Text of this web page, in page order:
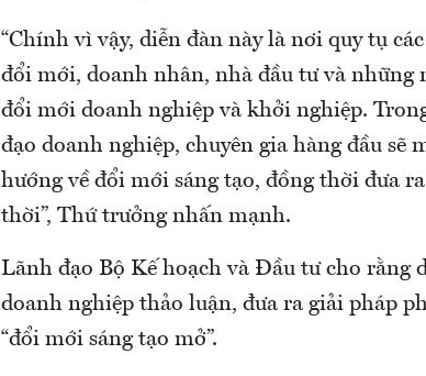
“Chính vì vậy, diễn đàn này là nơi quy tụ
đổi mới, doanh nhân, nhà đầu tư và những
đổi mới doanh nghiệp và khởi nghiệp.
đạo doanh nghiệp, chuyên gia hàng đầu sẽ
hướng về đổi mới sáng tạo, đồng thời đưa
thời”, Thứ trưởng nhấn mạnh.
Lãnh đạo Bộ Kế hoạch và Đầu tư cho rằng
doanh nghiệp thảo luận, đưa ra giải pháp
“đổi mới sáng tạo mở”.